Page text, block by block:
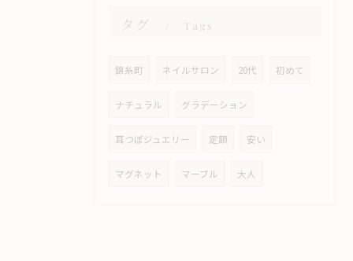
タグ Tags
錦糸町 ネイルサロン 20代 初めて
ナチュラル グラデーション
耳つぼジュエリー 定額 安い
マグネット マーブル 大人